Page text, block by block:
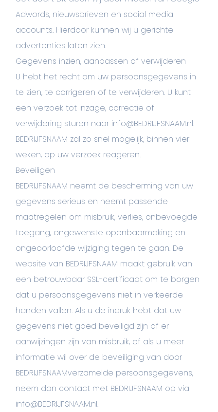
Adwords, nieuwsbrieven en social media
accounts. Hierdoor kunnen wij u gerichte
advertenties laten zien.
Gegevens inzien, aanpassen of verwijderen
U hebt het recht om uw persoonsgegevens in
te zien, te corrigeren of te verwijderen. U kunt
een verzoek tot inzage, correctie of
verwijdering sturen naar info@BEDRIJFSNAAM.nl.
BEDRIJFSNAAM zal zo snel mogelijk, binnen vier
weken, op uw verzoek reageren.
Beveiligen
BEDRIJFSNAAM neemt de bescherming van uw
gegevens serieus en neemt passende
maatregelen om misbruik, verlies, onbevoegde
toegang, ongewenste openbaarmaking en
ongeoorloofde wijziging tegen te gaan. De
website van BEDRIJFSNAAM maakt gebruik van
een betrouwbaar SSL-certificaat om te borgen
dat u persoonsgegevens niet in verkeerde
handen vallen. Als u de indruk hebt dat uw
gegevens niet goed beveiligd zijn of er
aanwijzingen zijn van misbruik, of als u meer
informatie wil over de beveiliging van door
BEDRIJFSNAAMverzamelde persoonsgegevens,
neem dan contact met BEDRIJFSNAAM op via
info@BEDRIJFSNAAM.nl.